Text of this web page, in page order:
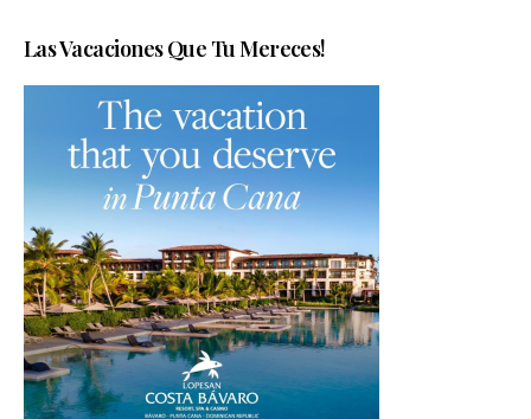
Las Vacaciones Que Tu Mereces!